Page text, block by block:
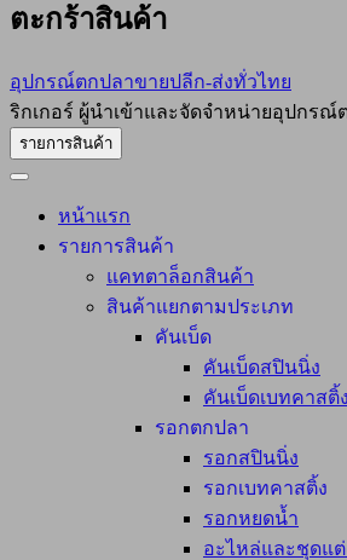
ตะกร้าสินค้า
อุปกรณ์ตกปลาขายปลีก-ส่งทั่วไทย
ริกเกอร์ ผู้นำเข้าและจัดจำหน่ายอุปกรณ์
รายการสินค้า
หน้าแรก
รายการสินค้า
แคทตาล็อกสินค้า
สินค้าแยกตามประเภท
คันเบ็ด
คันเบ็ดสปินนิ่ง
คันเบ็ดเบทคาสติ้ง
รอกตกปลา
รอกสปินนิ่ง
รอกเบทคาสติ้ง
รอกหยดน้ำ
อะไหล่และชุดแ